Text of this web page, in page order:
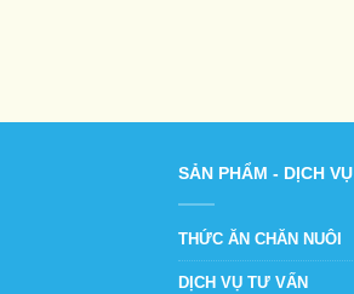
SẢN PHẨM - DỊCH VỤ
THỨC ĂN CHĂN NUÔI
DỊCH VỤ TƯ VẤN